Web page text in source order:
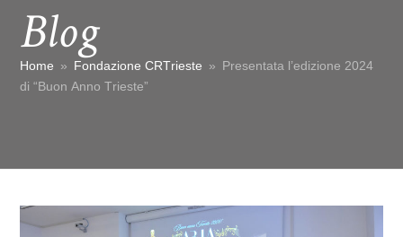
Blog
Home » Fondazione CRTrieste » Presentata l’edizione 2024
di “Buon Anno Trieste”